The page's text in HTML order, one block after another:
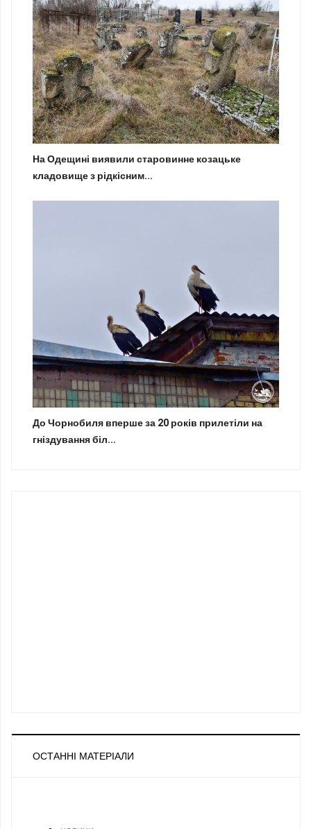
На Одещині виявили старовинне козацьке
кладовище з рідкісним...
До Чорнобиля вперше за 20 років прилетіли на
гніздування біл...
ОСТАННІ МАТЕРІАЛИ